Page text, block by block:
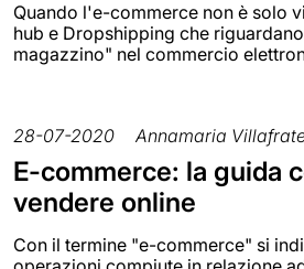
Quando l'e-commerce non è solo
hub e Dropshipping che
magazzino" nel commercio
28-07-2020 Annamaria
E-commerce: la guida
vendere online
Con il termine "e-commerce" si